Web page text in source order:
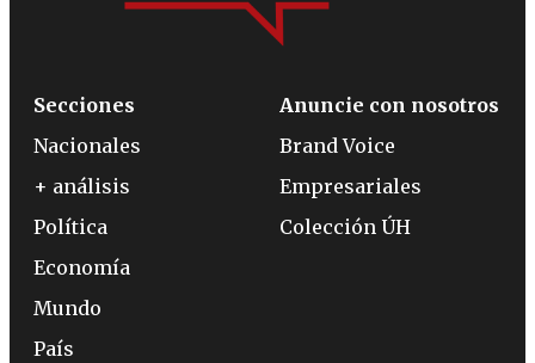
Secciones
Nacionales
+ análisis
Política
Economía
Mundo
País
Anuncie con nosotros
Brand Voice
Empresariales
Colección ÚH